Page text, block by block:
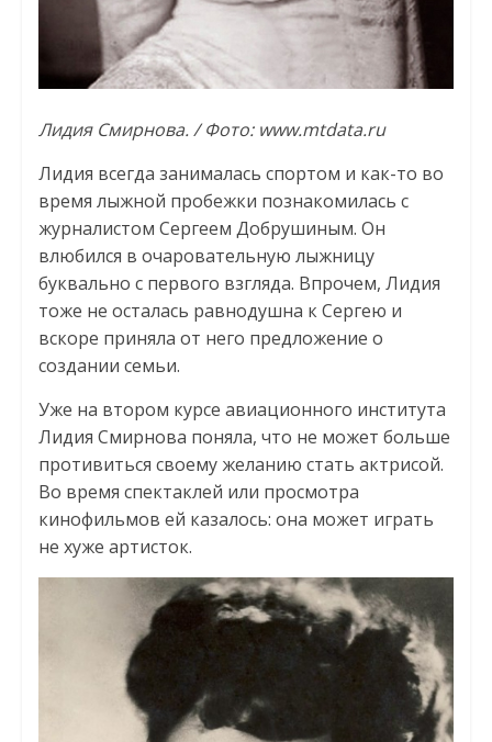
Лидия Смирнова. / Фото: www.mtdata.ru
Лидия всегда занималась спортом и как-то во
время лыжной пробежки познакомилась с
журналистом Сергеем Добрушиным. Он
влюбился в очаровательную лыжницу
буквально с первого взгляда. Впрочем, Лидия
тоже не осталась равнодушна к Сергею и
вскоре приняла от него предложение о
создании семьи.
Уже на втором курсе авиационного института
Лидия Смирнова поняла, что не может больше
противиться своему желанию стать актрисой.
Во время спектаклей или просмотра
кинофильмов ей казалось: она может играть
не хуже артисток.